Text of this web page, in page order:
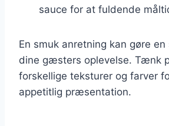
sauce for at fuldende
En smuk anretning kan gøre
dine gæsters oplevelse. Tænk
forskellige teksturer og farver
appetitlig præsentation.